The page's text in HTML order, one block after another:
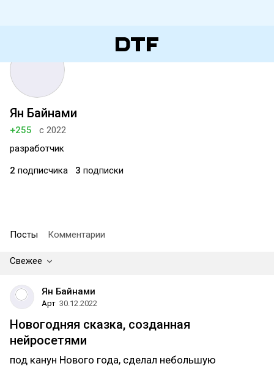
Ян Байнами
+255
с 2022
разработчик
2 подписчика 3 подписки
Посты Комментарии
Свежее
Ян Байнами
Арт 30.12.2022
Новогодняя сказка, созданная
нейросетями
под канун Нового года, сделал небольшую